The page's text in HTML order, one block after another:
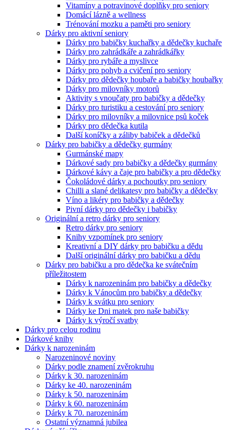
Vitamíny a potravinové doplňky pro seniory
Domácí lázně a wellness
Trénování mozku a paměti pro seniory
Dárky pro aktivní seniory
Dárky pro babičky kuchařky a dědečky kuchaře
Dárky pro zahrádkáře a zahrádkářky
Dárky pro rybáře a myslivce
Dárky pro pohyb a cvičení pro seniory
Dárky pro dědečky houbaře a babičky houbařky
Dárky pro milovníky motorů
Aktivity s vnoučaty pro babičky a dědečky
Dárky pro turistiku a cestování pro seniory
Dárky pro milovníky a milovnice psů koček
Dárky pro dědečka kutila
Další koníčky a záliby babiček a dědečků
Dárky pro babičky a dědečky gurmány
Gurmánské mapy
Dárkové sady pro babičky a dědečky gurmány
Dárkové kávy a čaje pro babičky a pro dědečky
Čokoládové dárky a pochoutky pro seniory
Chilli a slané delikatesy pro babičky a dědečky
Víno a likéry pro babičky a dědečky
Pivní dárky pro dědečky i babičky
Originální a retro dárky pro seniory
Retro dárky pro seniory
Knihy vzpomínek pro seniory
Kreativní a DIY dárky pro babičku a dědu
Další originální dárky pro babičku a dědu
Dárky pro babičku a pro dědečka ke svátečním
příležitostem
Dárky k narozeninám pro babičky a dědečky
Dárky k Vánocům pro babičky a dědečky
Dárky k svátku pro seniory
Dárky ke Dni matek pro naše babičky
Dárky k výročí svatby
Dárky pro celou rodinu
Dárkové knihy
Dárky k narozeninám
Narozeninové noviny
Dárky podle znamení zvěrokruhu
Dárky k 30. narozeninám
Dárky ke 40. narozeninám
Dárky k 50. narozeninám
Dárky k 60. narozeninám
Dárky k 70. narozeninám
Ostatní významná jubilea